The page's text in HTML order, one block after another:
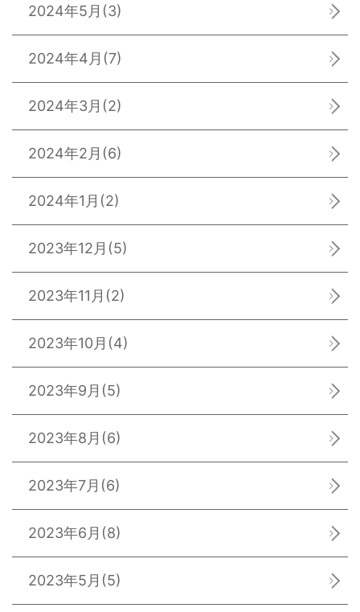
2024年5月 (3)
2024年4月 (7)
2024年3月 (2)
2024年2月 (6)
2024年1月 (2)
2023年12月 (5)
2023年11月 (2)
2023年10月 (4)
2023年9月 (5)
2023年8月 (6)
2023年7月 (6)
2023年6月 (8)
2023年5月 (5)